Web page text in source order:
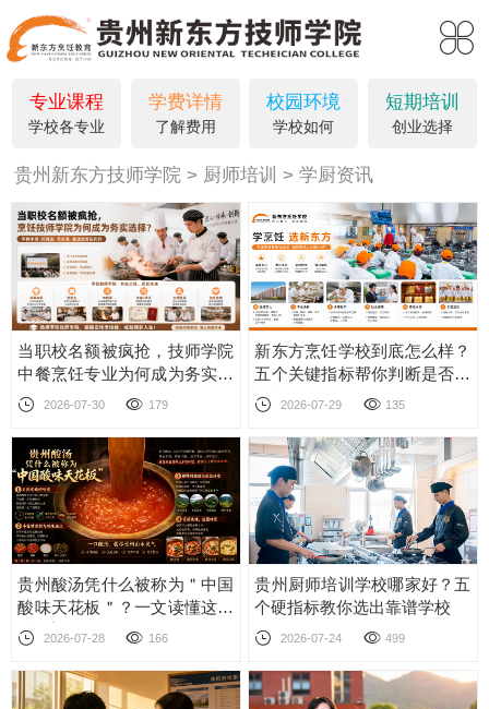
专业课程
学校各专业
学费详情
了解费用
校园环境
学校如何
短期培训
创业选择
贵州新东方技师学院 厨师培训 学厨资讯
当职校名额被疯抢，技师学院
中餐烹饪专业为何成为务实选
择？2026-07-30 179
新东方烹饪学校到底怎么样？
五个关键指标帮你判断是否值
得报名2026-07-29 135
贵州酸汤凭什么被称为＂中国
酸味天花板＂？一文读懂这口
酸的门道
2026-07-28 166
贵州厨师培训学校哪家好？五
个硬指标教你选出靠谱学校
2026-07-24 499